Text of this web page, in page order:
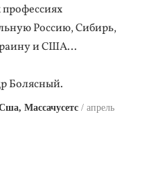
Россию, Сибирь,
и США…
Болясный.
Массачусетс
апрель